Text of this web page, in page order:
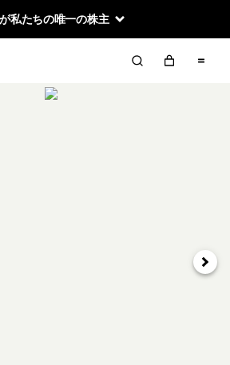
私たちの唯一の株主
次へ